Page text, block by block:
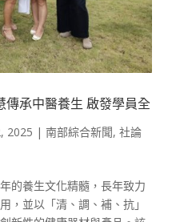
傳承中醫養生 啟發學員全
2025 | 南部綜合新聞, 社論
的養生文化精髓，長年致力
，並以「清、調、補、抗」